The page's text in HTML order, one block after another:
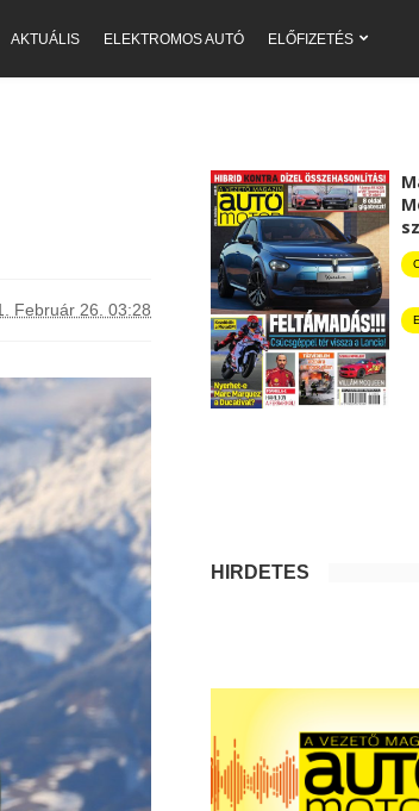
AKTUÁLIS ELEKTROMOS AUTÓ ELŐFIZETÉS
Február 26. 03:28
HIRDETÉS